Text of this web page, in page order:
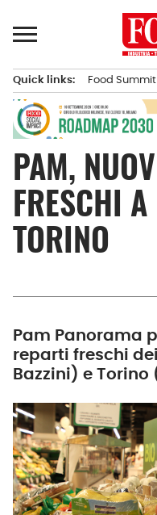
al
principale
Quick links: Food
PAM,
FRESCHI
TORINO
Pam Panorama
reparti freschi
Bazzini) e Torino